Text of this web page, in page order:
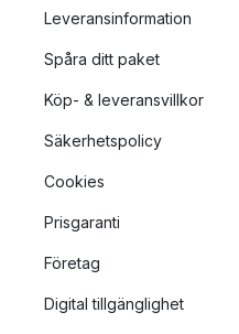
Leveransinformation
Spåra ditt paket
Köp- & leveransvillkor
Säkerhetspolicy
Cookies
Prisgaranti
Företag
Digital tillgänglighet